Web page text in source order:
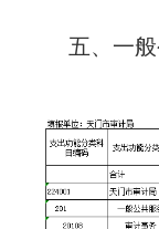
五、一